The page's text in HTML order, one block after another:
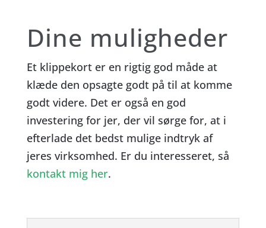
Dine muligheder
Et klippekort er en rigtig god måde at
klæde den opsagte godt på til at komme
godt videre. Det er også en god
investering for jer, der vil sørge for, at i
efterlade det bedst mulige indtryk af
jeres virksomhed. Er du interesseret, så
kontakt mig her.